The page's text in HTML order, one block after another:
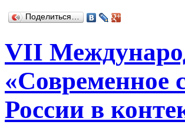
Поделиться…
VII
«Современное
России в